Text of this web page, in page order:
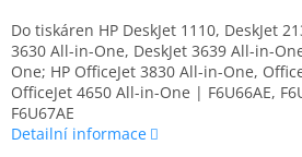
Do tiskáren HP DeskJet 1110, DeskJet
3630 All-in-One, DeskJet 3639 All-in-
One; HP OfficeJet 3830 All-in-One,
OfficeJet 4650 All-in-One | F6U66AE,
F6U67AE
Detailní informace